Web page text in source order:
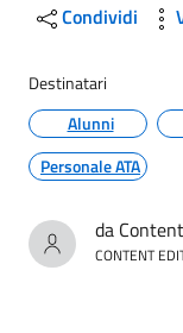
Condividi
Destinatari
Alunni
Personale ATA
da
CONTENT